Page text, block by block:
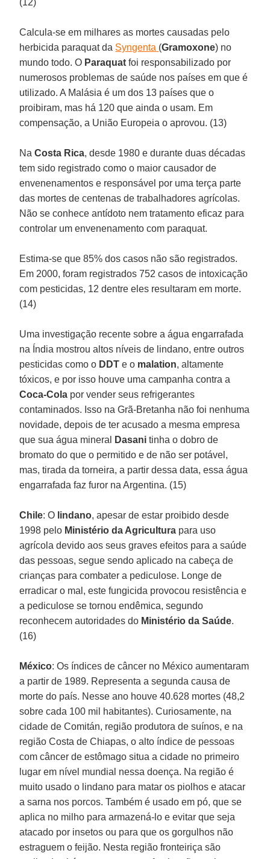
Calcula-se em milhares as mortes causadas pelo
herbicida paraquat da Syngenta (Gramoxone) no
mundo todo. O Paraquatfoi responsabilizado por
numerosos problemas de saúde nos países em que é
utilizado. A Malásia é um dos 13 países que o
proibiram, mas há 120 que ainda o usam. Em
compensação, a União Europeia o aprovou. (13)
NaCosta Rica, desde 1980 e durante duas décadas
tem sido registrado como o maior causador de
envenenamentos e responsável por uma terça parte
das mortes de centenas de trabalhadores agrícolas.
Não se conhece antídoto nem tratamento eficaz para
controlar um envenenamento com paraquat.
Estima-se que 85% dos casos não são registrados.
Em 2000, foram registrados 752 casos de intoxicação
com pesticidas, 12 dentre eles resultaram em morte.
(14)
Uma investigação recente sobre a água engarrafada
na Índia mostrou altos níveis de lindano, entre outros
pesticidas como o DDTe o malation, altamente
tóxicos, e por isso houve uma campanha contra a
Coca-Cola por vender seus refrigerantes
contaminados. Isso na Grã-Bretanha não foi nenhuma
novidade, depois de ter acusado a mesma empresa
que sua água mineral
Dasanitinha o dobro de
bromato do que o permitido e de não ser potável,
mas, tirada da torneira, a partir dessa data, essa água
engarrafada faz furor na Argentina. (15)
Chile: O lindano, apesar de estar proibido desde
1998 pelo Ministério da Agricultura para uso
agrícola devido aos seus graves efeitos para a saúde
das pessoas, segue sendo aplicado na cabeça de
crianças para combater a pediculose. Longe de
erradicar o mal, este fungicida provocou resistência e
a pediculose se tornou endêmica, segundo
reconhecem autoridades do Ministério da Saúde.
(16)
México: Os índices de câncer no México aumentaram
a partir de 1989. Representa a segunda causa de
morte do país. Nesse ano houve 40.628 mortes (48,2
sobre cada 100 mil habitantes). Curiosamente, na
cidade de Comitán, região produtora de suínos, e na
região Costa de Chiapas, o alto índice de pessoas
com câncer de estômago situa a cidade no primeiro
lugar em nível mundial nessa doença. Na região é
muito usado o lindano para matar os piolhos e atacar
a sarna nos porcos. Também é usado em pó, que se
aplica no milho para armazená-lo e evitar que seja
atacado por insetos ou para que os gorgulhos não
estraguem o feijão. Nesta região fronteiriça são